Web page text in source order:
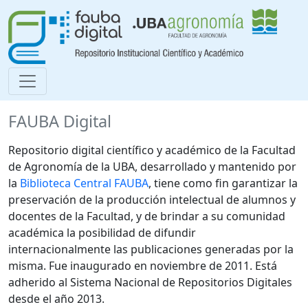
FAUBA Digital
Repositorio digital científico y académico de la Facultad
de Agronomía de la UBA, desarrollado y mantenido por
la Biblioteca Central FAUBA, tiene como fin garantizar la
preservación de la producción intelectual de alumnos y
docentes de la Facultad, y de brindar a su comunidad
académica la posibilidad de difundir
internacionalmente las publicaciones generadas por la
misma. Fue inaugurado en noviembre de 2011. Está
adherido al Sistema Nacional de Repositorios Digitales
desde el año 2013.